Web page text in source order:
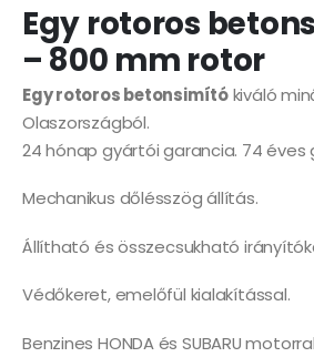
Egy rotoros
– 800 mm rotor
Egy rotoros betonsimítókiváló
Olaszországból.
24 hónap gyártói garancia. 74 éves
Mechanikus dőlésszög állítás.
Állítható és összecsukható
Védőkeret, emelőfül kialakítással.
Benzines HONDA és SUBARU